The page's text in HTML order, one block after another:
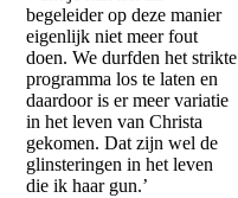
begeleider op deze manier
eigenlijk niet meer fout
doen. We durfden het strikte
programma los te laten en
daardoor is er meer variatie
in het leven van Christa
gekomen. Dat zijn wel de
glinsteringen in het leven
die ik haar gun.’